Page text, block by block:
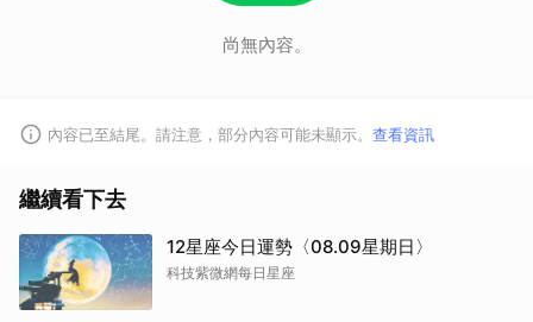
尚無內容。
內容已至結尾。請注意，部分內容可能未顯示。 查看資訊
繼續看下去
12星座今日運勢〈08.09星期日〉
科技紫微網每日星座